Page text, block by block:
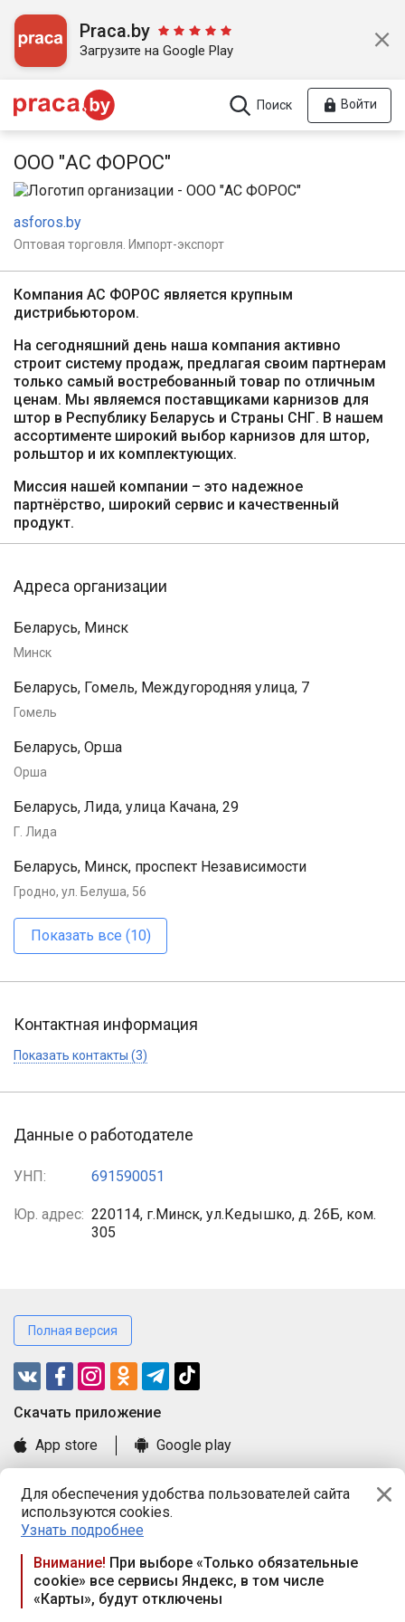
Для обеспечения удобства пользователей сайта
используются cookies.
Узнать подробнее
Внимание! При выборе «Только обязательные
cookie» все сервисы Яндекс, в том числе
«Карты», будут отключены
Praca.by
Загрузите на Google Play
Поиск Войти
ООО "АС ФОРОС"
asforos.by
Оптовая торговля. Импорт-экспорт
Компания АС ФОРОС является крупным
дистрибьютором.
На сегодняшний день наша компания активно
строит систему продаж, предлагая своим партнерам
только самый востребованный товар по отличным
ценам. Мы являемся поставщиками карнизов для
штор в Республику Беларусь и Страны СНГ. В нашем
ассортименте широкий выбор карнизов для штор,
рольштор и их комплектующих.
Миссия нашей компании – это надежное
партнёрство, широкий сервис и качественный
продукт.
Адреса организации
Беларусь, Минск
Минск
Беларусь, Гомель, Междугородняя улица, 7
Гомель
Беларусь, Орша
Орша
Беларусь, Лида, улица Качана, 29
Г. Лида
Беларусь, Минск, проспект Независимости
Гродно, ул. Белуша, 56
Показать все (10)
Контактная информация
Показать контакты (3)
Данные о работодателе
УНП: 691590051
Юр. адрес: 220114, г.Минск, ул.Кедышко, д. 26Б, ком.
305
Полная версия
Cкачать приложение
App store
Google play
Книга замечаний и предложений
Правила и документы
Praca.by © 2000—2026, ООО «ПРАЦА БАЙ»
Республика Беларусь, 220114, г. Минск, пр-т Независимости
117а, пом. № 9.